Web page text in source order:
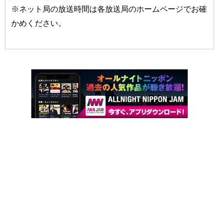
※ネット局の放送時間は各放送局のホームページでお確
かめください。